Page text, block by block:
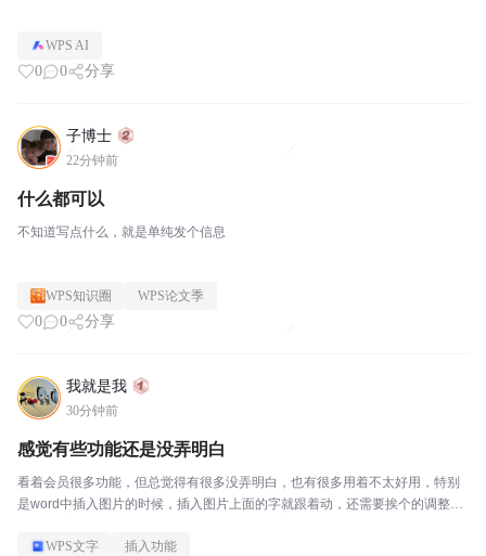
WPS AI
0 0 分享
子博士
22分钟前
什么都可以
不知道写点什么，就是单纯发个信息
WPS知识圈 WPS论文季
0 0 分享
我就是我
30分钟前
感觉有些功能还是没弄明白
看着会员很多功能，但总觉得有很多没弄明白，也有很多用着不太好用，特别
是word中插入图片的时候，插入图片上面的字就跟着动，还需要挨个的调整格
WPS文字
插入功能